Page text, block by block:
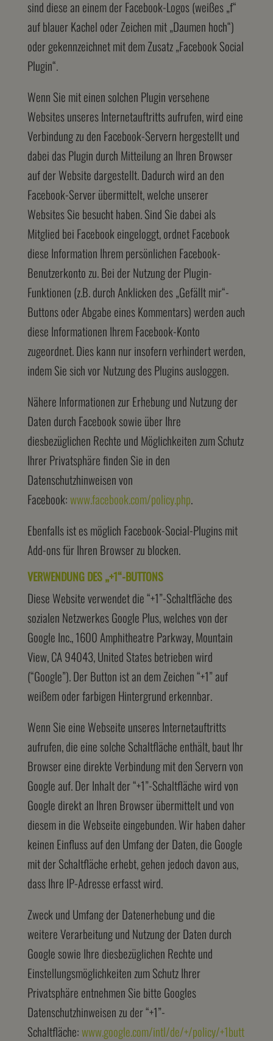
sind diese an einem der Facebook-Logos (weißes „f“
auf blauer Kachel oder Zeichen mit „Daumen hoch“)
oder gekennzeichnet mit dem Zusatz „Facebook Social
Plugin“.
Wenn Sie mit einen solchen Plugin versehene
Websites unseres Internetauftritts aufrufen, wird eine
Verbindung zu den Facebook-Servern hergestellt und
dabei das Plugin durch Mitteilung an Ihren Browser
auf der Website dargestellt. Dadurch wird an den
Facebook-Server übermittelt, welche unserer
Websites Sie besucht haben. Sind Sie dabei als
Mitglied bei Facebook eingeloggt, ordnet Facebook
diese Information Ihrem persönlichen Facebook-
Benutzerkonto zu. Bei der Nutzung der Plugin-
Funktionen (z.B. durch Anklicken des „Gefällt mir“-
Buttons oder Abgabe eines Kommentars) werden auch
diese Informationen Ihrem Facebook-Konto
zugeordnet. Dies kann nur insofern verhindert werden,
indem Sie sich vor Nutzung des Plugins ausloggen.
Nähere Informationen zur Erhebung und Nutzung der
Daten durch Facebook sowie über Ihre
diesbezüglichen Rechte und Möglichkeiten zum Schutz
Ihrer Privatsphäre finden Sie in den
Datenschutzhinweisen von
Facebook:www.facebook.com/policy.php.
Ebenfalls ist es möglich Facebook-Social-Plugins mit
Add-ons für Ihren Browser zu blocken.
VERWENDUNG DES „+1“-BUTTONS
Diese Website verwendet die “+1”-Schaltfläche des
sozialen Netzwerkes Google Plus, welches von der
Google Inc., 1600 Amphitheatre Parkway, Mountain
View, CA 94043, United States betrieben wird
(“Google”). Der Button ist an dem Zeichen “+1” auf
weißem oder farbigen Hintergrund erkennbar.
Wenn Sie eine Webseite unseres Internetauftritts
aufrufen, die eine solche Schaltfläche enthält, baut Ihr
Browser eine direkte Verbindung mit den Servern von
Google auf. Der Inhalt der “+1”-Schaltfläche wird von
Google direkt an Ihren Browser übermittelt und von
diesem in die Webseite eingebunden. Wir haben daher
keinen Einfluss auf den Umfang der Daten, die Google
mit der Schaltfläche erhebt, gehen jedoch davon aus,
dass Ihre IP-Adresse erfasst wird.
Zweck und Umfang der Datenerhebung und die
weitere Verarbeitung und Nutzung der Daten durch
Google sowie Ihre diesbezüglichen Rechte und
Einstellungsmöglichkeiten zum Schutz Ihrer
Privatsphäre entnehmen Sie bitte Googles
Datenschutzhinweisen zu der “+1”-
Schaltfläche:www.google.com/intl/de/+/policy/+1butt